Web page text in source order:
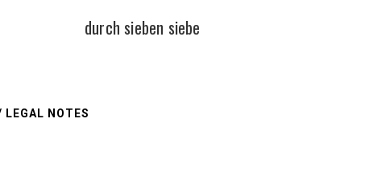
durch sieben siebe
LEGAL NOTES